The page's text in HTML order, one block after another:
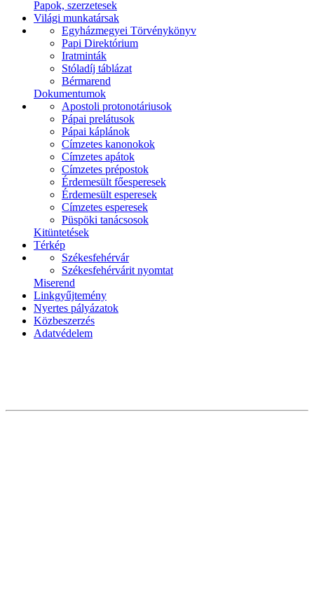
Papok, szerzetesek
Világi munkatársak
Egyházmegyei Törvénykönyv
Papi Direktórium
Iratminták
Stóladíj táblázat
Bérmarend
Dokumentumok
Apostoli protonotáriusok
Pápai prelátusok
Pápai káplánok
Címzetes kanonokok
Címzetes apátok
Címzetes prépostok
Érdemesült főesperesek
Érdemesült esperesek
Címzetes esperesek
Püspöki tanácsosok
Kitüntetések
Térkép
Székesfehérvár
Székesfehérvárit nyomtat
Miserend
Linkgyűjtemény
Nyertes pályázatok
Közbeszerzés
Adatvédelem